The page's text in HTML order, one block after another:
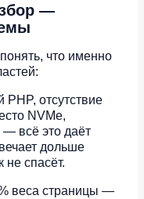
—
что именно
PHP, отсутствие
NVMe,
— всё это даёт
дольше
не спасёт.
веса страницы —